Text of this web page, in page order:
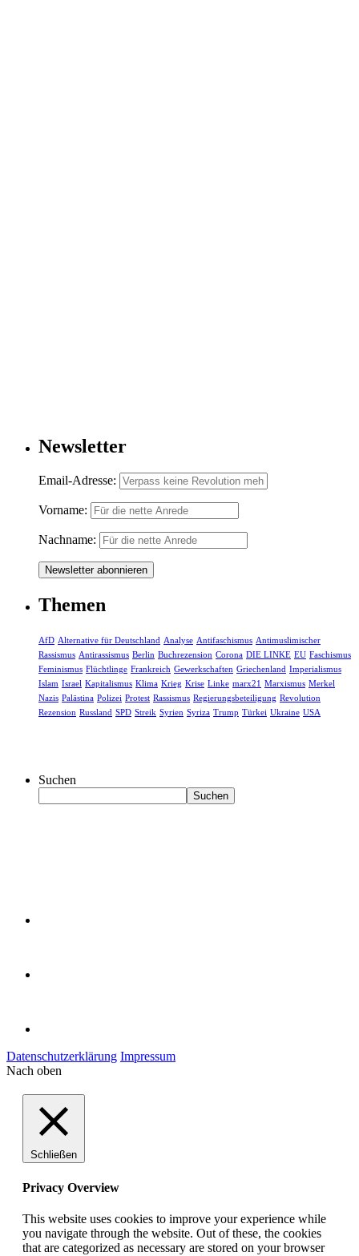
Newsletter
Email-Adresse:
Vorname:
Nachname:
Themen
AfD Alternative für Deutschland Analyse Antifaschismus Antimuslimischer
Rassismus Antirassismus Berlin Buchrezension Corona DIE LINKE EU Faschismus
Feminismus Flüchtlinge Frankreich Gewerkschaften Griechenland Imperialismus
Islam Israel Kapitalismus Klima Krieg Krise Linke marx21 Marxismus Merkel
Nazis Palästina Polizei Protest Rassismus Regierungsbeteiligung Revolution
Rezension Russland SPD Streik Syrien Syriza Trump Türkei Ukraine USA
Suchen
Suchen
Datenschutzerklärung Impressum
Nach oben
Schließen
Privacy Overview
This website uses cookies to improve your experience while
you navigate through the website. Out of these, the cookies
that are categorized as necessary are stored on your browser